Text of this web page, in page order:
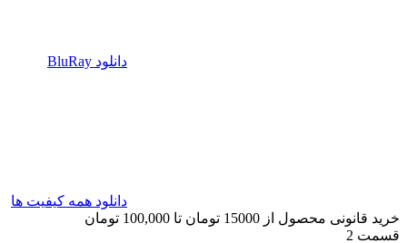
دانلود BluRay
دانلود همه کیفیت ها
خرید قانونی محصول از 15000 تومان تا 100,000 تومان
قسمت 2